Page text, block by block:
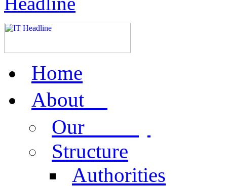
Home
Aboutus
Our
Structure
Authorities